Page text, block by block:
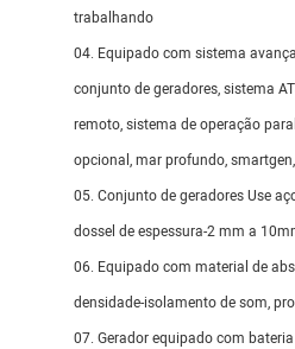
trabalhando
04. Equipado com sistema
conjunto de geradores, sistema
remoto, sistema de operação
opcional, mar profundo,
05. Conjunto de geradores Use
dossel de espessura-2 mm a
06. Equipado com material de
densidade-isolamento de som,
07. Gerador equipado com